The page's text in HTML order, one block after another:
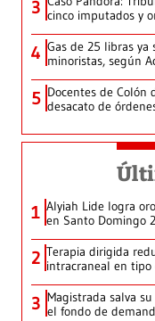
3 cinco imputados y
4 Gas de 25 libras ya
minoristas, según
5 Docentes de Colón
desacato de
1 Alyiah Lide logra
en Santo Domingo
2 Terapia dirigida
intracraneal en
3 Magistrada salva
el fondo de